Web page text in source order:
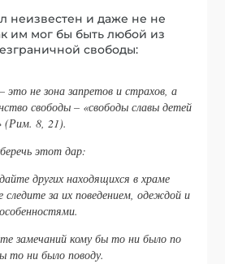
неизвестен и даже не не
им мог бы быть любой из
свободы:
это не зона запретов и страхов, а
свободы – «свободы славы детей
(Рим. 8, 21).
этот дар:
других находящихся в храме
следите за их поведением, одеждой и
замечаний кому бы то ни было по
то ни было поводу.